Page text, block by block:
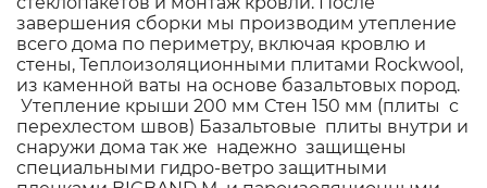
завершения сборки мы производим утепление
всего дома по периметру, включая кровлю и
стены, Теплоизоляционными плитами Rockwool,
из каменной ваты на основе базальтовых пород.
Утепление крыши 200 мм Стен 150 мм (плиты с
перехлестом швов) Базальтовые плиты внутри и
снаружи дома так же надежно защищены
специальными гидро-ветро защитными